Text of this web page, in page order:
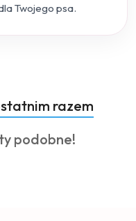
Twojego psa.
razem
podobne!